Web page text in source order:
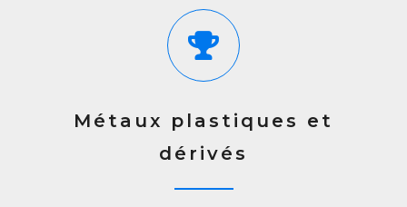
Métaux plastiques et
dérivés